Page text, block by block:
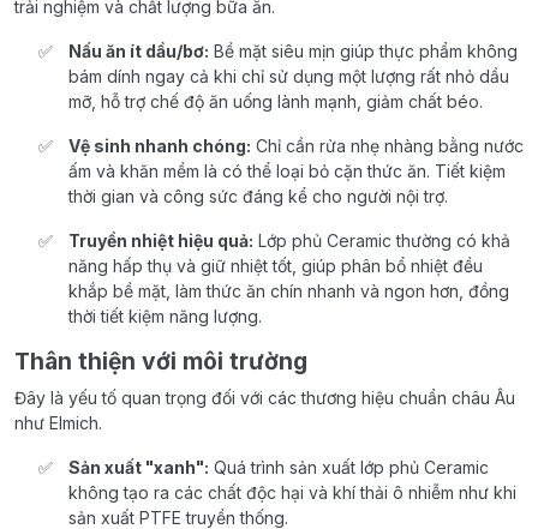
trải nghiệm và chất lượng bữa ăn.
Nấu ăn ít dầu/bơ: Bề mặt siêu mịn giúp thực phẩm không
bám dính ngay cả khi chỉ sử dụng một lượng rất nhỏ dầu
mỡ, hỗ trợ chế độ ăn uống lành mạnh, giảm chất béo.
Vệ sinh nhanh chóng: Chỉ cần rửa nhẹ nhàng bằng nước
ấm và khăn mềm là có thể loại bỏ cặn thức ăn. Tiết kiệm
thời gian và công sức đáng kể cho người nội trợ.
Truyền nhiệt hiệu quả: Lớp phủ Ceramic thường có khả
năng hấp thụ và giữ nhiệt tốt, giúp phân bổ nhiệt đều
khắp bề mặt, làm thức ăn chín nhanh và ngon hơn, đồng
thời tiết kiệm năng lượng.
Thân thiện với môi trường
Đây là yếu tố quan trọng đối với các thương hiệu chuẩn châu Âu
như Elmich.
Sản xuất "xanh": Quá trình sản xuất lớp phủ Ceramic
không tạo ra các chất độc hại và khí thải ô nhiễm như khi
sản xuất PTFE truyền thống.